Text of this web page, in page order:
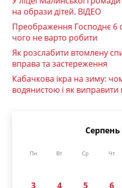
на образи дітей. ВІДЕО
Преображення Господнє 6
чого не варто робити
Як розслабити втомлену
вправа та застереження
Кабачкова ікра на зиму:
водянистою і як
Серпень
Пн Вт Ср Чт
3
4 5 6